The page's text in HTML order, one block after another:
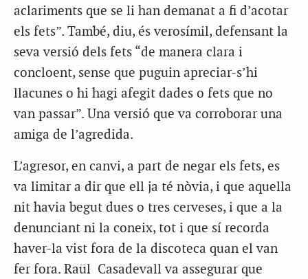
aclariments que se li han demanat a fi d’acotar
els fets”. També, diu, és verosímil, defensant la
seva versió dels fets “de manera clara i
concloent, sense que puguin apreciar-s’hi
llacunes o hi hagi afegit dades o fets que no
van passar”. Una versió que va corroborar una
amiga de l’agredida.
L’agresor, en canvi, a part de negar els fets, es
va limitar a dir que ell ja té nòvia, i que aquella
nit havia begut dues o tres cerveses, i que a la
denunciant ni la coneix, tot i que sí recorda
haver-la vist fora de la discoteca quan el van
fer fora. Raül Casadevall va assegurar que